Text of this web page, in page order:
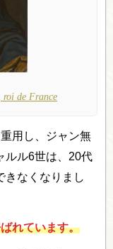
de France
用し、ジャン無
ルル6世は、20代
きなくなりまし
れています。